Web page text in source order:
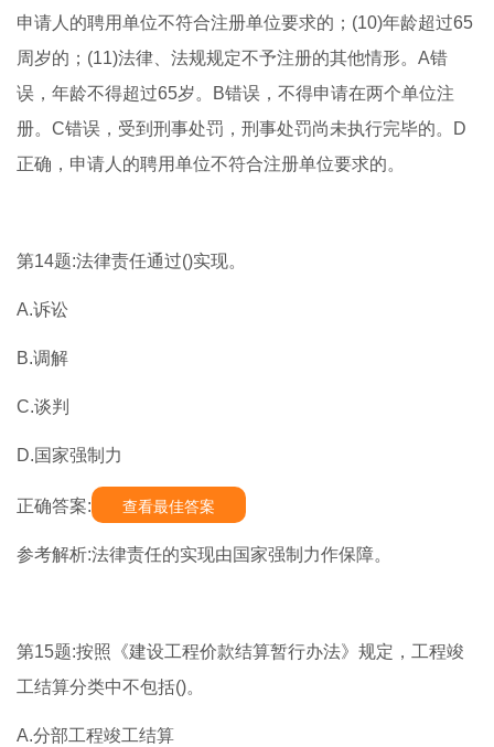
申请人的聘用单位不符合注册单位要求的；(10)年龄超过65
周岁的；(11)法律、法规规定不予注册的其他情形。A错
误，年龄不得超过65岁。B错误，不得申请在两个单位注
册。C错误，受到刑事处罚，刑事处罚尚未执行完毕的。D
正确，申请人的聘用单位不符合注册单位要求的。
第14题:法律责任通过()实现。
A.诉讼
B.调解
C.谈判
D.国家强制力
正确答案: 查看最佳答案
参考解析:法律责任的实现由国家强制力作保障。
第15题:按照《建设工程价款结算暂行办法》规定，工程竣
工结算分类中不包括()。
A.分部工程竣工结算